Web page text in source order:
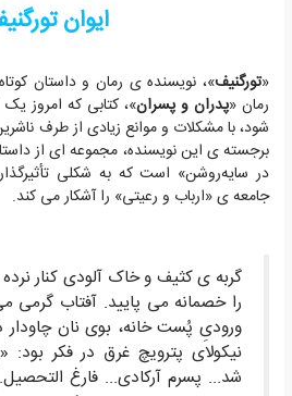
ایوان
«تورگنیف»، نویسنده ی رمان و داستان
رمان «پدران و پسران»، کتابی که امروز
شود، با مشکلات و موانع زیادی از طرف
برجسته ی این نویسنده، مجموعه ای از
در سایه‌روشن» است که به شکلی
جامعه ی «ارباب و رعیتی» را آشکار می کند.
گربه ی کثیف و خاک آلودی کنار
را خصمانه می پایید. آفتاب گرمی
ورودیِ پُست خانه، بوی نان
نیکولای پترویچ غرق در فکر بود:
شد... پسرم آرکادی... فارغ